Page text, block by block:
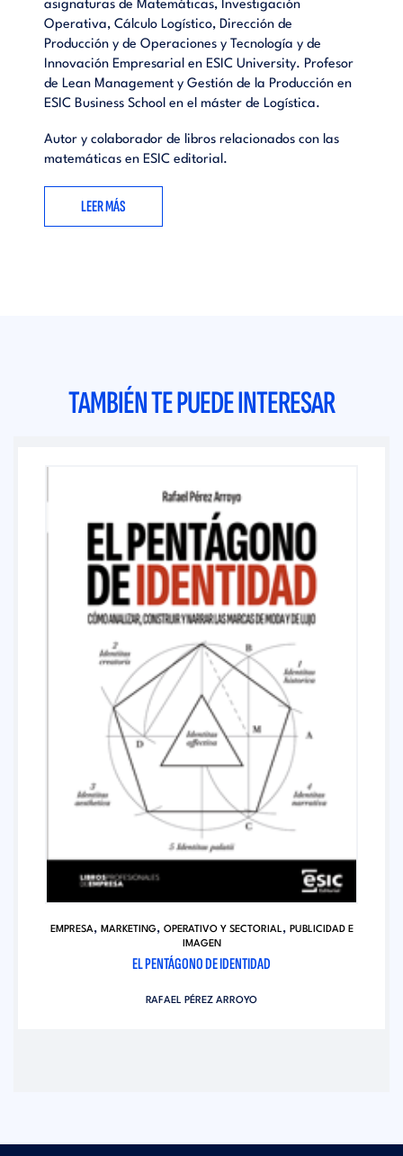
asignaturas de Matemáticas, Investigación
Operativa, Cálculo Logístico, Dirección de
Producción y de Operaciones y Tecnología y de
Innovación Empresarial en ESIC University. Profesor
de Lean Management y Gestión de la Producción en
ESIC Business School en el máster de Logística.
Autor y colaborador de libros relacionados con las
matemáticas en ESIC editorial.
LEER MÁS
TAMBIÉN TE PUEDE INTERESAR
EMPRESA, MARKETING, OPERATIVO Y SECTORIAL, PUBLICIDAD E
IMAGEN
EL PENTÁGONO DE IDENTIDAD
RAFAEL PÉREZ ARROYO